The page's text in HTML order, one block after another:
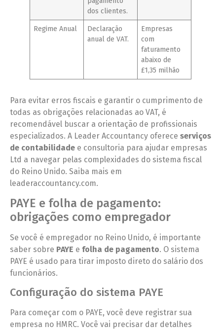
dos clientes.
Regime Anual
Declaração
anual de VAT.
Empresas
com
faturamento
abaixo de
£1,35 milhão
Para evitar erros fiscais e garantir o cumprimento de
todas as obrigações relacionadas ao VAT, é
recomendável buscar a orientação de profissionais
especializados. A Leader Accountancy oferece serviços
de contabilidade e consultoria para ajudar empresas
Ltd a navegar pelas complexidades do sistema fiscal
do Reino Unido. Saiba mais em
leaderaccountancy.com.
PAYE e folha de pagamento:
obrigações como empregador
Se você é empregador no Reino Unido, é importante
saber sobre PAYE e folha de pagamento. O sistema
PAYE é usado para tirar imposto direto do salário dos
funcionários.
Configuração do sistema PAYE
Para começar com o PAYE, você deve registrar sua
empresa no HMRC. Você vai precisar dar detalhes